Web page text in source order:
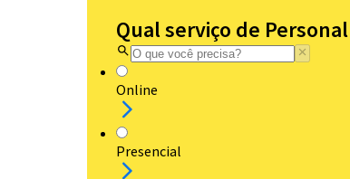
Qual serviço de
Online
Presencial